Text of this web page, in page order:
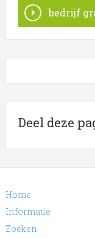
bedrijf
Deel deze
Home
Informatie
Zoeken